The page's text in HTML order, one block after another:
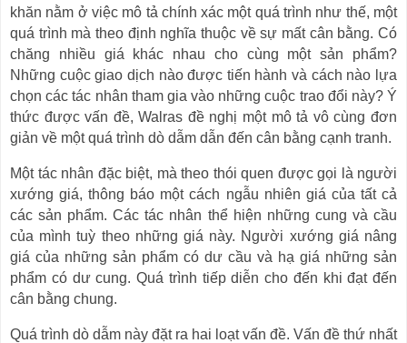
khăn nằm ở việc mô tả chính xác một quá trình như thế, một
quá trình mà theo định nghĩa thuộc về sự mất cân bằng. Có
chăng nhiều giá khác nhau cho cùng một sản phẩm?
Những cuộc giao dịch nào được tiến hành và cách nào lựa
chọn các tác nhân tham gia vào những cuộc trao đổi này? Ý
thức được vấn đề, Walras đề nghị một mô tả vô cùng đơn
giản về một quá trình dò dẫm dẫn đến cân bằng cạnh tranh.
Một tác nhân đặc biệt, mà theo thói quen được gọi là người
xướng giá, thông báo một cách ngẫu nhiên giá của tất cả
các sản phẩm. Các tác nhân thể hiện những cung và cầu
của mình tuỳ theo những giá này. Người xướng giá nâng
giá của những sản phẩm có dư cầu và hạ giá những sản
phẩm có dư cung. Quá trình tiếp diễn cho đến khi đạt đến
cân bằng chung.
Quá trình dò dẫm này đặt ra hai loạt vấn đề. Vấn đề thứ nhất